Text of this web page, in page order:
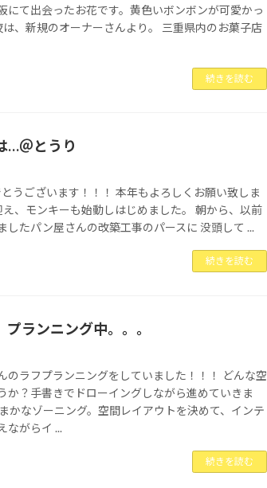
にて出会ったお花です。黄色いボンボンが可愛かっ
、新規のオーナーさんより。 三重県内のお菓子店
続きを読む
…＠とうり
うございます！！！ 本年もよろしくお願い致しま
、モンキーも始動しはじめました。 朝から、以前
したパン屋さんの改築工事のパースに 没頭して ...
続きを読む
ランニング中。。。
のラフプランニングをしていました！！！ どんな空
か？手書きでドローイングしながら進めていきま
かなゾーニング。空間レイアウトを決めて、インテ
ながらイ ...
続きを読む